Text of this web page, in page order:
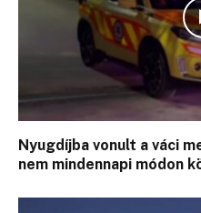
Nyugdíjba vonult a váci
nem mindennapi módon